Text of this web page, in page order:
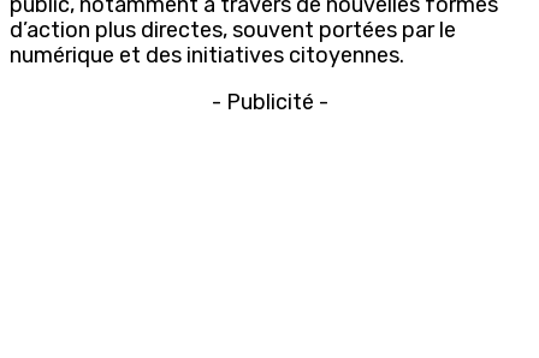
d’action plus directes, souvent portées par le
numérique et des initiatives citoyennes.
- Publicité -